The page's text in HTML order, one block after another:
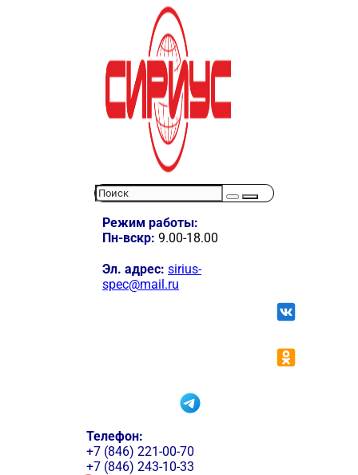
Режим работы:
Пн-вскр: 9.00-18.00
Эл. адрес: sirius-
spec@mail.ru
Телефон:
+7 (846) 221-00-70
+7 (846) 243-10-33